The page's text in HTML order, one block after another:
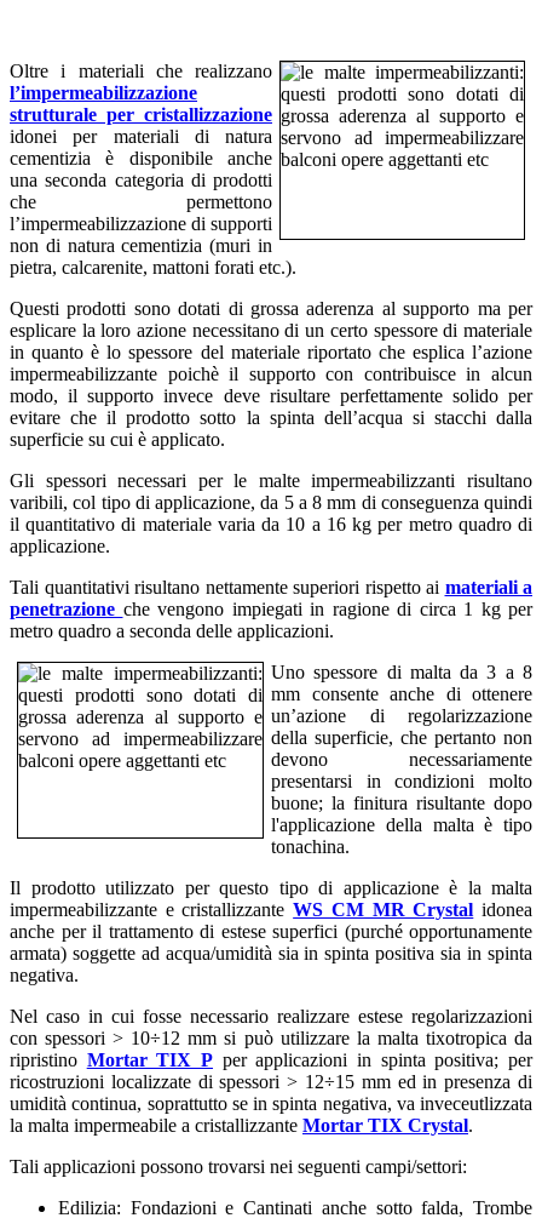
Oltre i materiali che realizzano
l’impermeabilizzazione
strutturale per cristallizzazione
idonei per materiali di natura
cementizia è disponibile anche
una seconda categoria di prodotti
che permettono
l’impermeabilizzazione di supporti
non di natura cementizia (muri in
pietra, calcarenite, mattoni forati etc.).
Questi prodotti sono dotati di grossa aderenza al supporto ma per
esplicare la loro azione necessitano di un certo spessore di materiale
in quanto è lo spessore del materiale riportato che esplica l’azione
impermeabilizzante poichè il supporto con contribuisce in alcun
modo, il supporto invece deve risultare perfettamente solido per
evitare che il prodotto sotto la spinta dell’acqua si stacchi dalla
superficie su cui è applicato.
Gli spessori necessari per le malte impermeabilizzanti risultano
varibili, col tipo di applicazione, da 5 a 8 mm di conseguenza quindi
il quantitativo di materiale varia da 10 a 16 kg per metro quadro di
applicazione.
Tali quantitativi risultano nettamente superiori rispetto ai materiali a
penetrazione che vengono impiegati in ragione di circa 1 kg per
metro quadro a seconda delle applicazioni.
Uno spessore di malta da 3 a 8
mm consente anche di ottenere
un’azione di regolarizzazione
della superficie, che pertanto non
devono necessariamente
presentarsi in condizioni molto
buone; la finitura risultante dopo
l'applicazione della malta è tipo
tonachina.
Il prodotto utilizzato per questo tipo di applicazione è la malta
impermeabilizzante e cristallizzanteWS CM MR Crystal idonea
anche per il trattamento di estese superfici (purché opportunamente
armata) soggette ad acqua/umidità sia in spinta positiva sia in spinta
negativa.
Nel caso in cui fosse necessario realizzare estese regolarizzazioni
con spessori > 10÷12 mm si può utilizzare la malta tixotropica da
ripristino Mortar TIX P per applicazioni in spinta positiva; per
ricostruzioni localizzate di spessori > 12÷15 mm ed in presenza di
umidità continua, soprattutto se in spinta negativa, va inveceutlizzata
la malta impermeabile a cristallizzante Mortar TIX Crystal.
Tali applicazioni possono trovarsi nei seguenti campi/settori:
Edilizia: Fondazioni e Cantinati anche sotto falda, Trombe